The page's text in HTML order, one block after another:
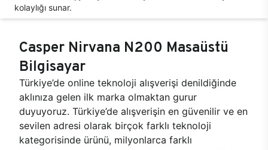
kolaylığı sunar.
Casper Nirvana N200 Masaüstü
Bilgisayar
Türkiye’de online teknoloji alışverişi denildiğinde
aklınıza gelen ilk marka olmaktan gurur
duyuyoruz. Türkiye’de alışverişin en güvenilir ve en
sevilen adresi olarak birçok farklı teknoloji
kategorisinde ürünü, milyonlarca farklı